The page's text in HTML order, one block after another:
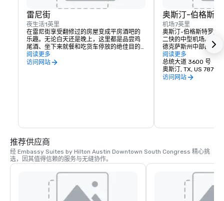
雷尼街
夜生活1英里
在雷尼街享受翻修过的房屋变成平房酒吧的
乐趣。无论白天还是晚上，这里都是品尝鸡
尾酒、坐下来就餐和吃货车停放的绝佳目的
地。
阅读更多
访问网站
奥斯汀-伯格斯
机场7英里
奥斯汀-伯格斯特罗姆
二快的中型机场。奥
德克萨斯州中部的经
中部地区提供了超过
业机会。它反映了当
客户服务，赢得了奥
可，包括在Fodor的
阅读更多
总统大道 3600 号
奥斯汀, TX, US 78719
访问网站
推荐供应商
经 Embassy Suites by Hilton Austin Downtown South Congress 精心挑
选，因其值得信赖的服务与无缝协作。